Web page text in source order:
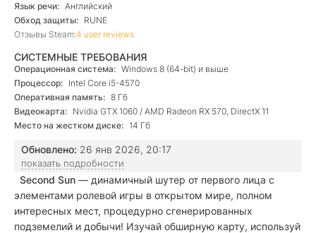
Язык речи: Английский
Обход защиты: RUNE
Отзывы Steam:4 user reviews
СИСТЕМНЫЕ ТРЕБОВАНИЯ
Операционная система: Windows 8 (64-bit) и выше
Процессор: Intel Core i5-4570
Оперативная память: 8 Гб
Видеокарта: Nvidia GTX 1060 / AMD Radeon RX 570, DirectX 11
Место на жестком диске: 14 Гб
Обновлено: 26 янв 2026, 20:17
показать подробности
Second Sun — динамичный шутер от первого лица с
элементами ролевой игры в открытом мире, полном
интересных мест, процедурно сгенерированных
подземелий и добычи! Изучай обширную карту, используй